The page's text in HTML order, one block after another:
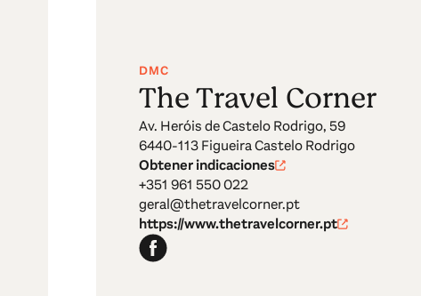
DMC
The Travel Corner
Av. Heróis de Castelo Rodrigo, 59
6440-113 Figueira Castelo Rodrigo
Obtener indicaciones
+351 961 550 022
geral@thetravelcorner.pt
https://www.thetravelcorner.pt